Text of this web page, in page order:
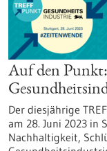
Auf den
Der diesjährige
am 28. Juni 2023 in
Nachhaltigkeit,